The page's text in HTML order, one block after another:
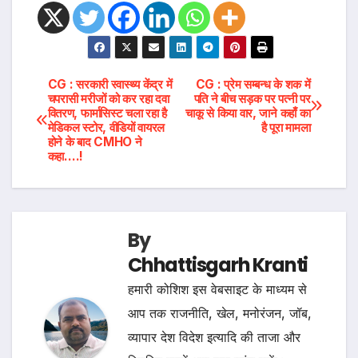
Post
navigation
CG : प्रेम सम्बन्ध के शक में
पति ने बीच सड़क पर पत्नी पर
चाकू से किया वार, जाने कहाँ का
है पूरा मामला
CG : सरकारी स्वास्थ्य केंद्र में
चपरासी मरीजों को कर रहा दवा
वितरण, फार्मासिस्ट चला रहा है
मेडिकल स्टोर, वीडियों वायरल
होने के बाद CMHO ने
कहा….!
By
Chhattisgarh Kranti
हमारी कोशिश इस वेबसाइट के माध्यम से
आप तक राजनीति, खेल, मनोरंजन, जॉब,
व्यापार देश विदेश इत्यादि की ताजा और